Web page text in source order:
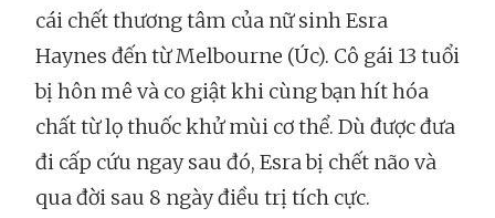
cái chết thương tâm của nữ sinh Esra
Haynes đến từ Melbourne (Úc). Cô gái 13 tuổi
bị hôn mê và co giật khi cùng bạn hít hóa
chất từ lọ thuốc khử mùi cơ thể. Dù được đưa
đi cấp cứu ngay sau đó, Esra bị chết não và
qua đời sau 8 ngày điều trị tích cực.